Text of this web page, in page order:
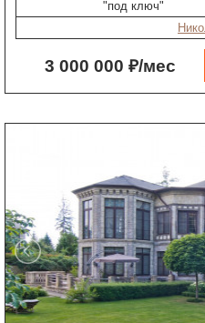
"под ключ"
3 000 000 ₽/мес